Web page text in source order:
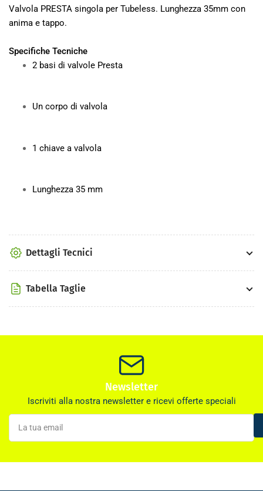
Valvola PRESTA singola per Tubeless. Lunghezza 35mm con
anima e tappo.
Specifiche Tecniche
2 basi di valvole Presta
Un corpo di valvola
1 chiave a valvola
Lunghezza 35 mm
Dettagli Tecnici
Tabella Taglie
Newsletter
Iscriviti alla nostra newsletter e ricevi offerte speciali
La
tua
email